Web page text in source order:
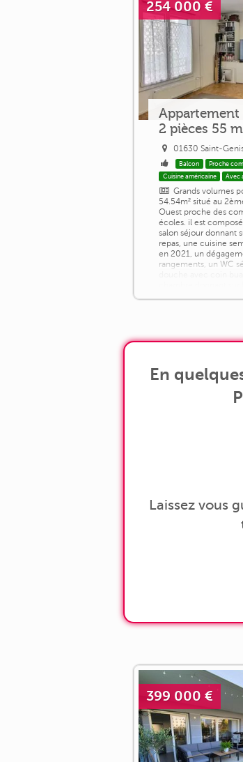
254 000 €
Appartement
2 pièces 55
01630 Saint-
Balcon
Proche
Cuisine américaine
Avec
Grands volumes
54.54m² situé au
Ouest proche des
écoles. il est
salon séjour donnant
repas, une cuisine
en 2021, un
rangements, un WC
En
Laissez vous
399 000 €